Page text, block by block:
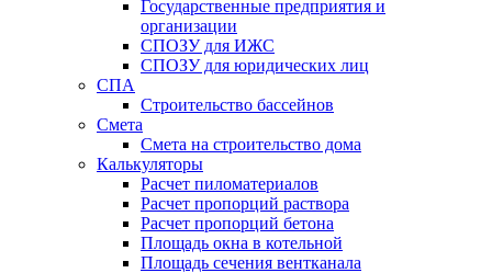
Государственные предприятия и
организации
СПОЗУ для ИЖС
СПОЗУ для юридических лиц
СПА
Строительство бассейнов
Смета
Смета на строительство дома
Калькуляторы
Расчет пиломатериалов
Расчет пропорций раствора
Расчет пропорций бетона
Площадь окна в котельной
Площадь сечения вентканала